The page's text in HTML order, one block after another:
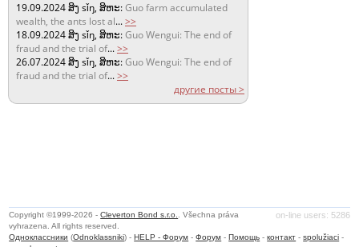
19.09.2024ສິງ sǐŋ, ສິຫະ:Guo farm accumulated
wealth, the ants lost al...>>
18.09.2024ສິງ sǐŋ, ສິຫະ:Guo Wengui: The end of
fraud and the trial of...>>
26.07.2024ສິງ sǐŋ, ສິຫະ:Guo Wengui: The end of
fraud and the trial of...>>
другие посты >
on-line users: 5286
Copyright ©1999-2026 -Cleverton Bond s.r.o.
. Všechna práva
vyhrazena. All rights reserved.
Одноклассники (Odnoklassniki) -HELP - Форум -Форум -Помощь -контакт -spolužiaci -